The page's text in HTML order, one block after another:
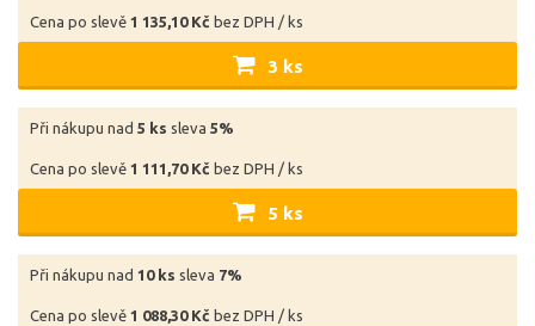
Cena po slevě 1 135,10 Kč bez DPH / ks
3 ks
Při nákupu nad 5 ks sleva 5%
Cena po slevě 1 111,70 Kč bez DPH / ks
5 ks
Při nákupu nad 10 ks sleva 7%
Cena po slevě 1 088,30 Kč bez DPH / ks